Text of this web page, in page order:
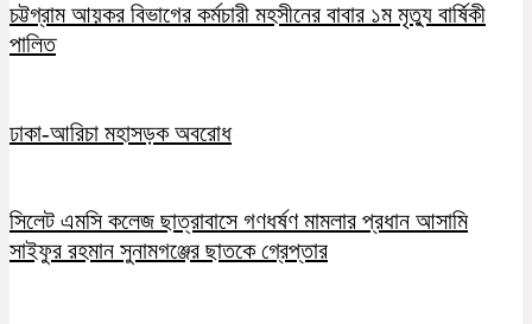
চট্টগ্রাম আয়কর বিভাগের কর্মচারী মহসীনের বাবার ১ম মৃত্যু বার্ষিকী
পালিত
ঢাকা-আরিচা মহাসড়ক অবরোধ
সিলেট এমসি কলেজ ছাত্রাবাসে গণধর্ষণ মামলার প্রধান আসামি
সাইফুর রহমান সুনামগঞ্জের ছাতকে গ্রেপ্তার